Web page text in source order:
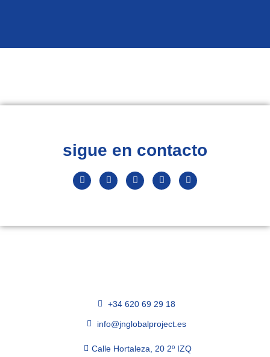
sigue en contacto
+34 620 69 29 18
info@jnglobalproject.es
Calle Hortaleza, 20 2º IZQ